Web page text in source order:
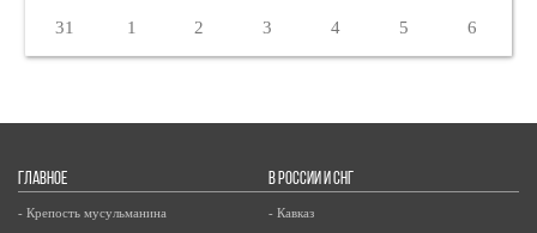
31 1 2 3 4 5 6
ГЛАВНОЕ
- Крепость мусульманина
В РОССИИ И СНГ
- Кавказ